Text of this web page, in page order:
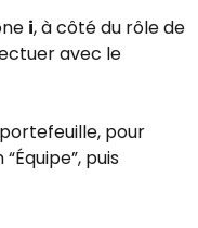
i, à côté du rôle de
avec le
pour
puis